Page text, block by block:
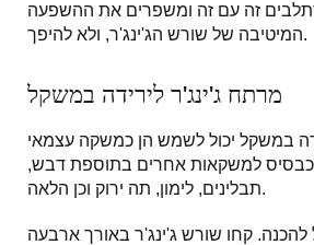
זה עם זה ומשפרים את ההשפעה
המיטיבה של שורש הג'ינג'ר, ולא להיפך.
מרתח ג'ינג'ר לירידה במשקל
במשקל יכול לשמש הן כמשקה עצמאי
כבסיס למשקאות אחרים בתוספת דבש,
תבלינים, לימון, תה ירוק וכן הלאה.
קחו שורש ג'ינג'ר באורך ארבעה